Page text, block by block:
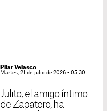
Pilar Velasco
Martes, 21 de julio de 2026 - 05:30
Julito, el amigo íntimo
de Zapatero, ha